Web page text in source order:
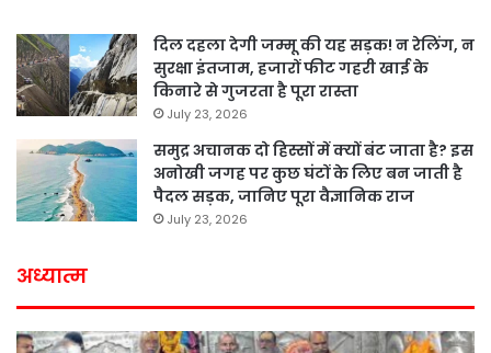
दिल दहला देगी जम्मू की यह सड़क! न रेलिंग, न
सुरक्षा इंतजाम, हजारों फीट गहरी खाई के
किनारे से गुजरता है पूरा रास्ता
July 23, 2026
समुद्र अचानक दो हिस्सों में क्यों बंट जाता है? इस
अनोखी जगह पर कुछ घंटों के लिए बन जाती है
पैदल सड़क, जानिए पूरा वैज्ञानिक राज
July 23, 2026
अध्यात्म